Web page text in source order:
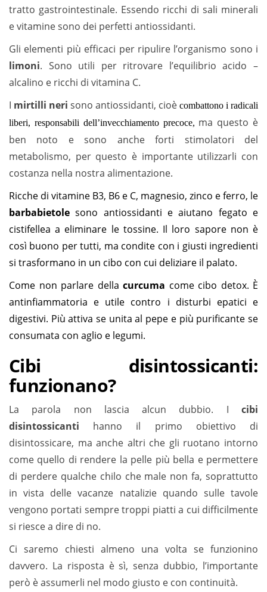
tratto gastrointestinale. Essendo ricchi di sali minerali
e vitamine sono dei perfetti antiossidanti.
Gli elementi più efficaci per ripulire l’organismo sono i
limoni. Sono utili per ritrovare l’equilibrio acido –
alcalino e ricchi di vitamina C.
I mirtilli neri sono antiossidanti, cioè combattono i radicali
liberi, responsabili dell’invecchiamento precoce, ma questo è
ben noto e sono anche forti stimolatori del
metabolismo, per questo è importante utilizzarli con
costanza nella nostra alimentazione.
Ricche di vitamine B3, B6 e C, magnesio, zinco e ferro, le
barbabietole sono antiossidanti e aiutano fegato e
cistifellea a eliminare le tossine. Il loro sapore non è
così buono per tutti, ma condite con i giusti ingredienti
si trasformano in un cibo con cui deliziare il palato.
Come non parlare della curcuma come cibo detox. È
antinfiammatoria e utile contro i disturbi epatici e
digestivi. Più attiva se unita al pepe e più purificante se
consumata con aglio e legumi.
Cibi disintossicanti:
funzionano?
La parola non lascia alcun dubbio. I cibi
disintossicanti hanno il primo obiettivo di
disintossicare, ma anche altri che gli ruotano intorno
come quello di rendere la pelle più bella e permettere
di perdere qualche chilo che male non fa, soprattutto
in vista delle vacanze natalizie quando sulle tavole
vengono portati sempre troppi piatti a cui difficilmente
si riesce a dire di no.
Ci saremo chiesti almeno una volta se funzionino
davvero. La risposta è sì, senza dubbio, l’importante
però è assumerli nel modo giusto e con continuità.